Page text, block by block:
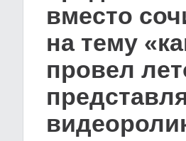
вместо
на тему
провел